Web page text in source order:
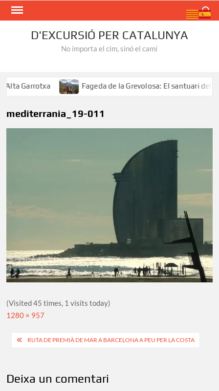
Skip
D'EXCURSIÓ PER CATALUNYA
No importa el cim, sinó el camí
Garrotxa Fageda de la Grevolosa: El santuari dels
mediterrania_19-011
(Visited 45 times, 1 visits today)
Full
1280 × 957
Navegació
RUTA DE PREMIÀ DE MAR A BARCELONA A PEU PER LA COSTA
Deixa un comentari